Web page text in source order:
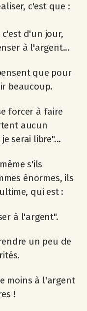
c'est que :
d'un jour,
à l'argent...
que pour
beaucoup.
forcer à faire
aucun
serai libre"...
s'ils
énormes, ils
qui est :
à l'argent".
un peu de
moins à l'argent
!